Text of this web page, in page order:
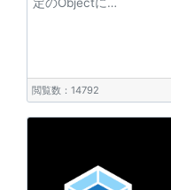
閲覧数：14792